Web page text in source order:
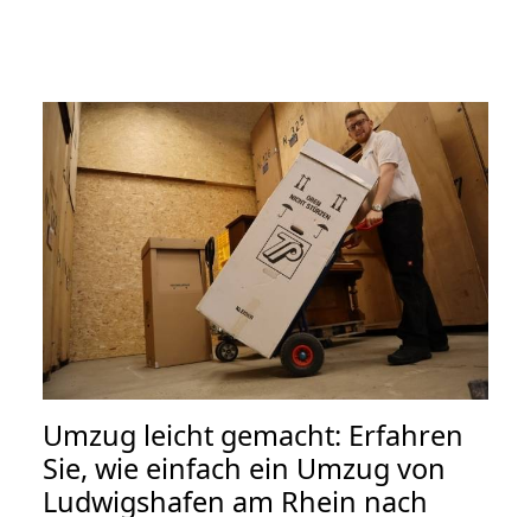
Umzug leicht gemacht: Erfahren
Sie, wie einfach ein Umzug von
Ludwigshafen am Rhein nach